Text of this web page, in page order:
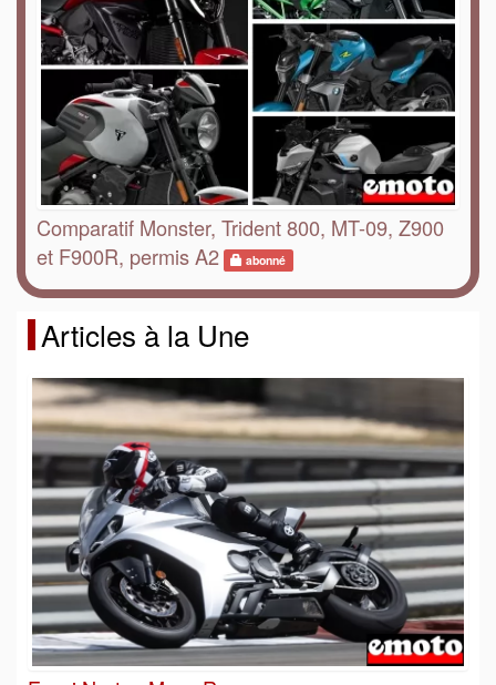
Comparatif Monster, Trident 800, MT-09, Z900
et F900R, permis A2
abonné
Articles à la Une